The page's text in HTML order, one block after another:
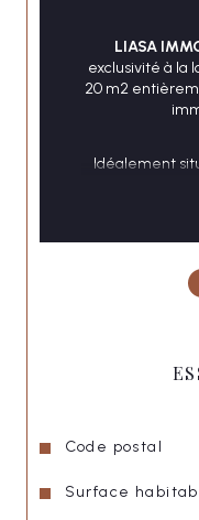
Caractéristiques Valeurs
Code postal
Surface
LIASA
exclusivité à la
20 m2
Idéalement
Il se
lumineuse
Loyer
Loyer